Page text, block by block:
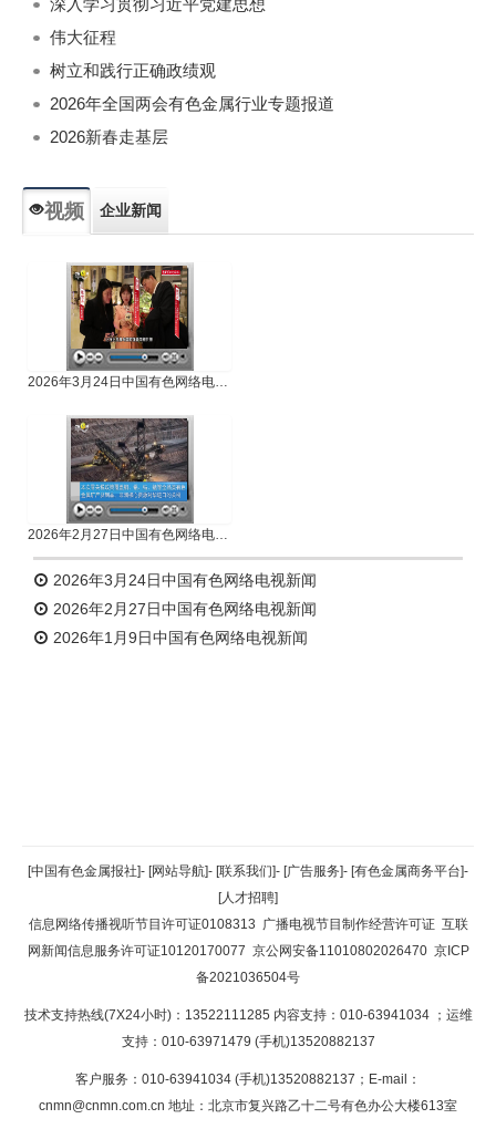
伟大征程
树立和践行正确政绩观
2026年全国两会有色金属行业专题报道
2026新春走基层
视频 企业新闻
2026年3月24日中国有色网络电视新闻
2026年2月27日中国有色网络电视新闻
2026年3月24日中国有色网络电视新闻
2026年2月27日中国有色网络电视新闻
2026年1月9日中国有色网络电视新闻
返回顶部
返回首页
[中国有色金属报社]- [网站导航]- [联系我们]- [广告服务]- [有色金属商务平台]-
[人才招聘]
信息网络传播视听节目许可证0108313 广播电视节目制作经营许可证 互联
网新闻信息服务许可证10120170077 京公网安备11010802026470 京ICP
备2021036504号
技术支持热线(7X24小时)：13522111285 内容支持：010-63941034 ；运维
支持：010-63971479 (手机)13520882137
客户服务：010-63941034 (手机)13520882137；E-mail：
cnmn@cnmn.com.cn 地址：北京市复兴路乙十二号有色办公大楼613室